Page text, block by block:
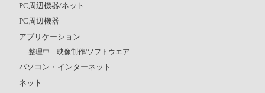
PC周辺機器/ネット
PC周辺機器
アプリケーション
整理中 映像制作/ソフトウエア
パソコン・インターネット
ネット